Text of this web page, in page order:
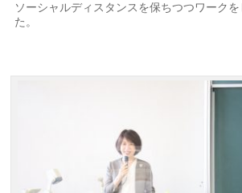
ソーシャルディスタンスを保ちつつワーク
た。